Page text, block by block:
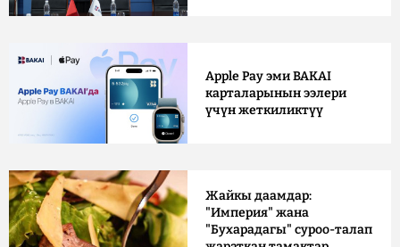
Apple Pay эми BAKAI
карталарынын ээлери
үчүн жеткиликтүү
Жайкы даамдар:
"Империя" жана
"Бухарадагы" суроо-талап